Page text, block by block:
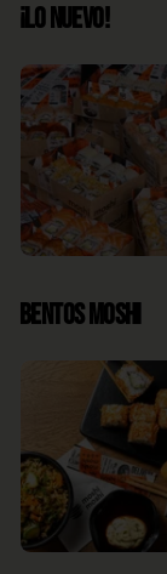
¡Lo Nuevo!
Bentos Moshi